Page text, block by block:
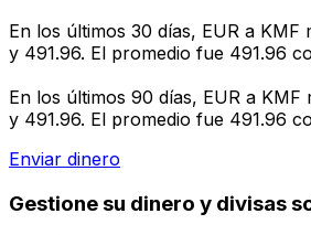
En los últimos 30 días, EUR a KMF
y 491.96. El promedio fue 491.96
En los últimos 90 días, EUR a KMF
y 491.96. El promedio fue 491.96
Enviar dinero
Gestione su dinero y divisas